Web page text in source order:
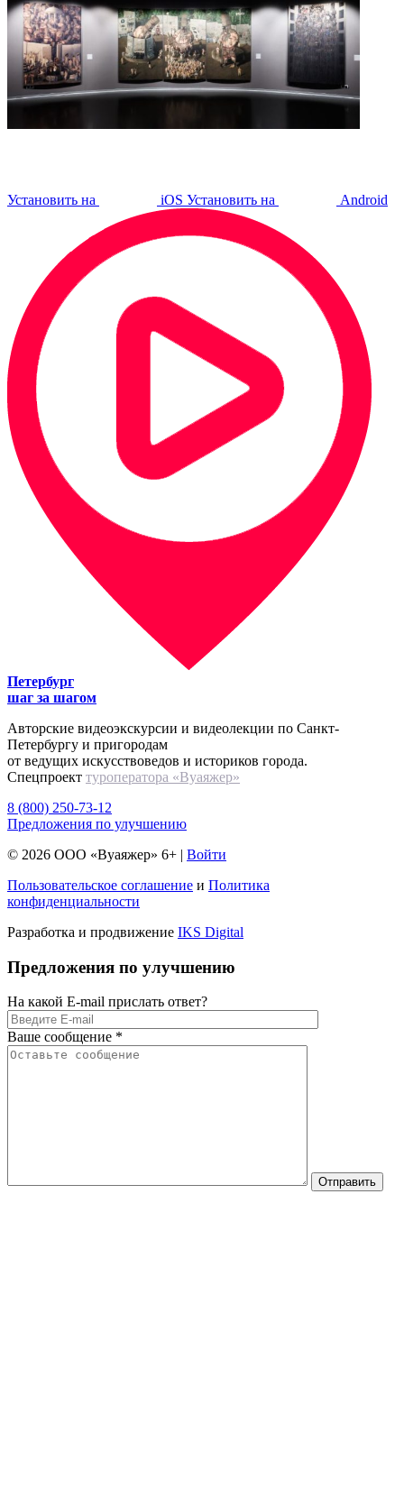
Установить на iOS Установить на Android
Петербург
шаг за шагом
Авторские видеоэкскурсии и видеолекции по Санкт-
Петербургу и пригородам
от ведущих искусствоведов и историков города.
Спецпроект туроператора «Вуаяжер»
8 (800) 250-73-12
Предложения по улучшению
© 2026 ООО «Вуаяжер» 6+ | Войти
Пользовательское соглашение и Политика
конфиденциальности
Разработка и продвижение IKS Digital
Предложения по улучшению
На какой E-mail прислать ответ?
Ваше сообщение *